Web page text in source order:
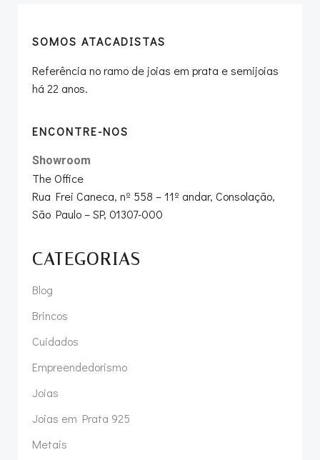
SOMOS ATACADISTAS
Referência no ramo de joias em prata e semijoias
há 22 anos.
ENCONTRE-NOS
Showroom
The Office
Rua Frei Caneca, nº 558 – 11º andar, Consolação,
São Paulo – SP, 01307-000
CATEGORIAS
Blog
Brincos
Cuidados
Empreendedorismo
Joias
Joias em Prata 925
Metais